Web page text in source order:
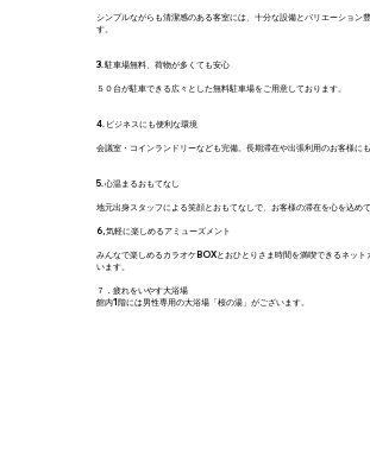
シンプルながらも清潔感のある客室には、十分な設備とバリエーション
す。
3. 駐車場無料、荷物が多くても安心
５０台が駐車できる広々とした無料駐車場をご用意しております。
4. ビジネスにも便利な環境
会議室・コインランドリーなども完備。長期滞在や出張利用のお客様にも
5. 心温まるおもてなし
地元出身スタッフによる笑顔とおもてなしで、お客様の滞在を心を込めて
6, 気軽に楽しめるアミューズメント
みんなで楽しめるカラオケBOXとおひとりさま時間を満喫できるネット
います。
７．疲れをいやす大浴場
館内1階には男性専用の大浴場「桜の湯」がございます。